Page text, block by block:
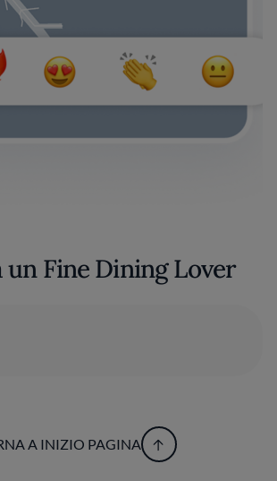
un Fine Dining Lover
A INIZIO PAGINA